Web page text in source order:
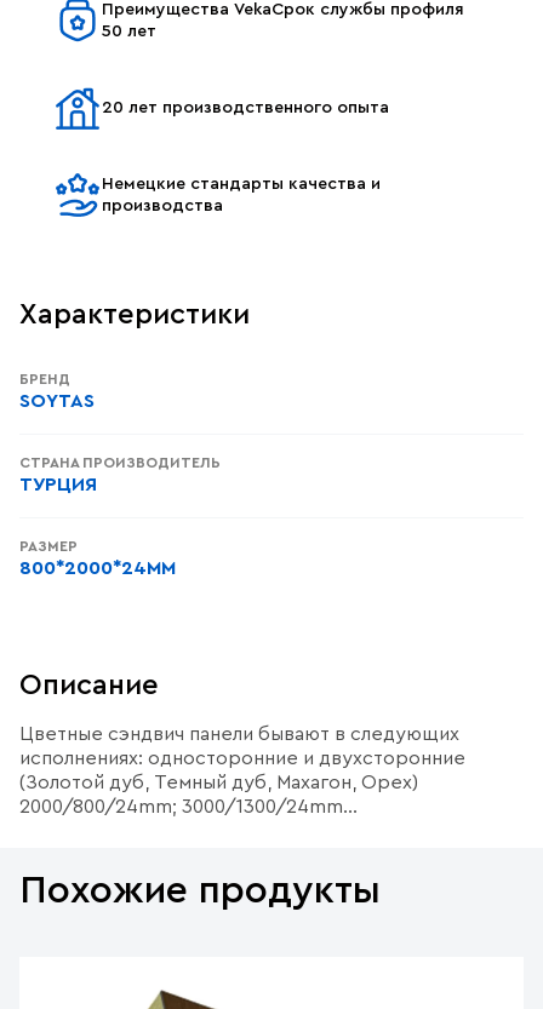
Преимущества VekaСрок службы профиля
50 лет
20 лет производственного опыта
Немецкие стандарты качества и
производства
Характеристики
БРЕНД
SOYTAS
СТРАНА ПРОИЗВОДИТЕЛЬ
ТУРЦИЯ
РАЗМЕР
800*2000*24MM
Описание
Цветные сэндвич панели бывают в следующих
исполнениях: односторонние и двухсторонние
(Золотой дуб, Темный дуб, Махагон, Орех)
2000/800/24mm; 3000/1300/24mm...
Похожие продукты